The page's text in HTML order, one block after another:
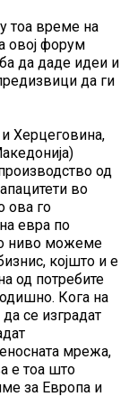
тоа време на
овој форум
да даде идеи и
да ги
Херцеговина,
од
во
ова го
евра по
ниво можеме
којшто и е
од потребите
Кога на
се изградат
мрежа,
е тоа што
за Европа и